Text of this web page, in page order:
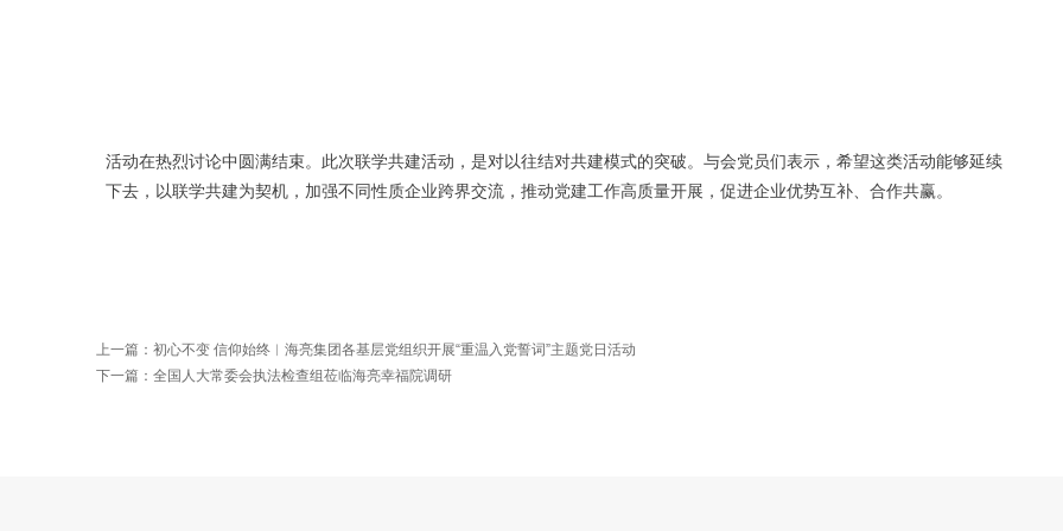
活动在热烈讨论中圆满结束。 此次联学共建活动，是对以往结对共建模式的突破。 与会党员们表示，希望这类活动能够延续
下去，以联学共建为契机，加强不同性质企业跨界交流，推动党建工作高质量开展，促进企业优势互补、合作共赢。
上一篇： 初心不变 信仰始终︱海亮集团各基层党组织开展“重温入党誓词”主题党日活动
下一篇： 全国人大常委会执法检查组莅临海亮幸福院调研